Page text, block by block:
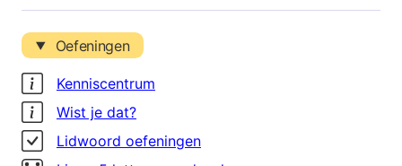
Oefeningen
Kenniscentrum
Wist je dat?
Lidwoord oefeningen